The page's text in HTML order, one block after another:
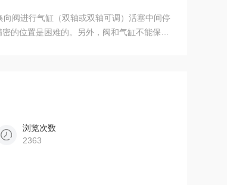
阀进行气缸（双轴或双轴可调）活塞中间停
的位置是困难的。另外，阀和气缸不能保证
浏览次数
2363